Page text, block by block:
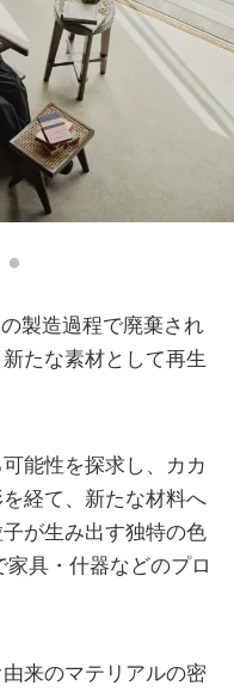
製造過程で廃棄され
たな素材として再生
能性を探求し、カカ
経て、新たな材料へ
が生み出す独特の色
具・什器などのプロ
来のマテリアルの密